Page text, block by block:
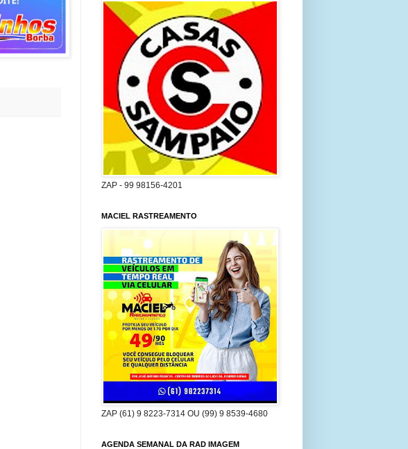
ZAP - 99 98156-4201
MACIEL RASTREAMENTO
ZAP (61) 9 8223-7314 OU (99) 9 8539-4680
AGENDA SEMANAL DA RAD IMAGEM